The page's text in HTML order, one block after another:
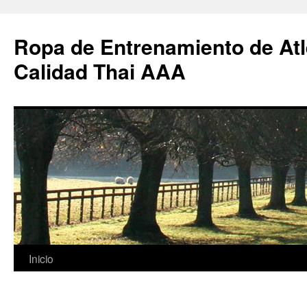
Ropa de Entrenamiento de
Calidad Thai AAA
Saltar
Inicio